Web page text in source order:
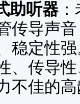
助听器：
传导声
稳定性
、传导
不佳的